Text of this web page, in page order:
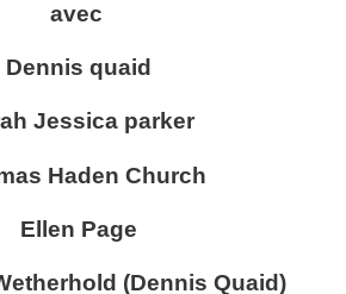
avec
Dennis quaid
Jessica parker
Haden Church
Ellen Page
(Dennis Quaid)